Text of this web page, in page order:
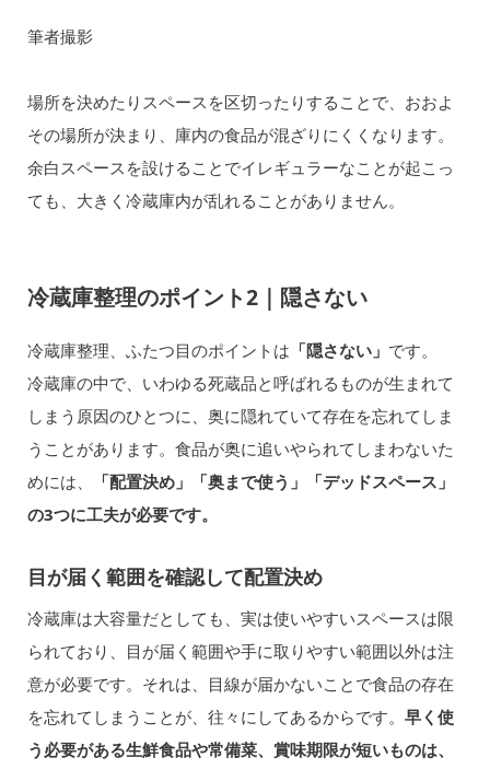
筆者撮影
場所を決めたりスペースを区切ったりすることで、おおよ
その場所が決まり、庫内の食品が混ざりにくくなります。
余白スペースを設けることでイレギュラーなことが起こっ
ても、大きく冷蔵庫内が乱れることがありません。
冷蔵庫整理のポイント2｜隠さない
冷蔵庫整理、ふたつ目のポイントは 「隠さない」 です。
冷蔵庫の中で、いわゆる死蔵品と呼ばれるものが生まれて
しまう原因のひとつに、奥に隠れていて存在を忘れてしま
うことがあります。食品が奥に追いやられてしまわないた
めには、
「配置決め」「奥まで使う」「デッドスペース」
の3つに工夫が必要です。
目が届く範囲を確認して配置決め
冷蔵庫は大容量だとしても、実は使いやすいスペースは限
られており、目が届く範囲や手に取りやすい範囲以外は注
意が必要です。それは、目線が届かないことで食品の存在
を忘れてしまうことが、往々にしてあるからです。 早く使
う必要がある生鮮食品や常備菜、賞味期限が短いものは、